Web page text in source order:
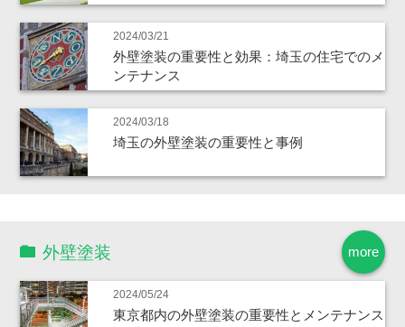
2024/03/21
外壁塗装の重要性と効果：埼玉の住宅でのメ
ンテナンス
2024/03/18
埼玉の外壁塗装の重要性と事例
more
外壁塗装
2024/05/24
東京都内の外壁塗装の重要性とメンテナンス